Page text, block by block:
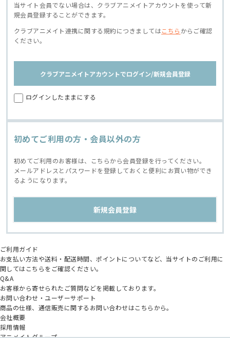
当サイト会員でない場合は、クラブアニメイトアカウントを使って新
規会員登録することができます。
クラブアニメイト連携に関する規約につきましてはこちら からご確認
ください。
クラブアニメイトアカウントでログイン/新規会員登録
ログインしたままにする
初めてご利用の方・会員以外の方
初めてご利用のお客様は、こちらから会員登録を行ってください。
メールアドレスとパスワードを登録しておくと便利にお買い物ができ
るようになります。
ご利用ガイド
お支払い方法や送料・配送時間、ポイントについてなど、当サイトのご利用に
関してはこちらをご確認ください。
Q&A
お客様から寄せられたご質問などを掲載しております。
お問い合わせ・ユーザーサポート
商品の仕様、通信販売に関するお問い合わせはこちらから。
会社概要
採用情報